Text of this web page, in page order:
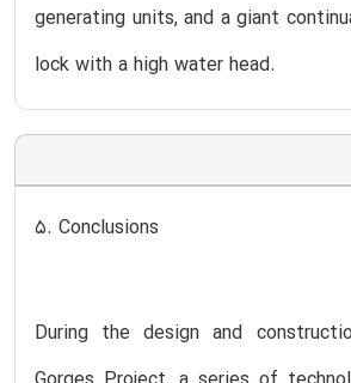
generating units, and a giant
lock with a high water head.
5. Conclusions
During the design and